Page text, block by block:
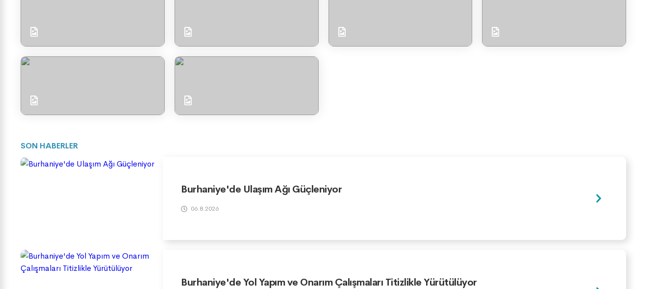
SON HABERLER
Burhaniye'de Ulaşım Ağı Güçleniyor
06.8.2026
Burhaniye'de Yol Yapım ve Onarım Çalışmaları Titizlikle Yürütülüyor